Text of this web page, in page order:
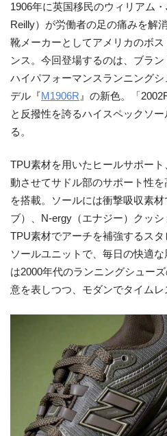
1906年に英国移民のウィリアム
Reilly）が労働者の足の痛みを解
靴メーカーとしてアメリカのボ
ンス。今回登場するのは、ブラ
ハイパフォーマンスランニング
デル『M1906R 』の新色。「
と反撥性を誇るハイスペックソ
る。
TPU素材を用いたヒールサポー
動させてサドル部のサポート性を
を搭載。ソールには衝撃吸収素
ブ）、N-ergy（エナジー）クッシ
TPU素材でアーチを補強するス
ソールユニットで、毎日の快適な
は2000年代のランニングシュー
意を表しつつ、モダンでタイムレ